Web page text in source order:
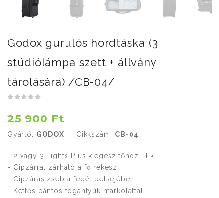
Godox gurulós hordtáska (3
stúdiólámpa szett + állvány
tárolására) /CB-04/
25 900 Ft
Gyártó: GODOX Cikkszám: CB-04
- 2 vagy 3 Lights Plus kiegészítőhöz illik
- Cipzárral zárható a fő rekesz
- Cipzáras zseb a fedél belsejében
- Kettős pántos fogantyúk markolattal